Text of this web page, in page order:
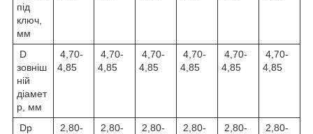
під
ключ,
мм
D
зовніш
ній
діамет
р, мм
4,70-
4,85
4,70-
4,85
4,70-
4,85
4,70-
4,85
4,70-
4,85
4,70-
4,85
Dp
2,80-
2,80-
2,80-
2,80-
2,80-
2,80-